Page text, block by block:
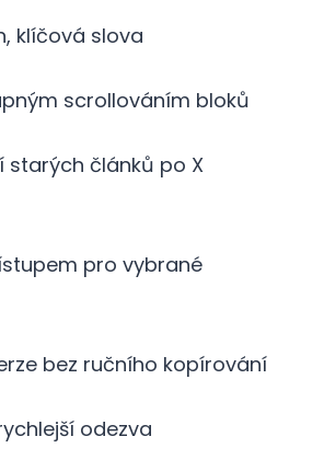
klíčová slova
scrollováním bloků
starých článků po X
pro vybrané
bez ručního kopírování
odezva